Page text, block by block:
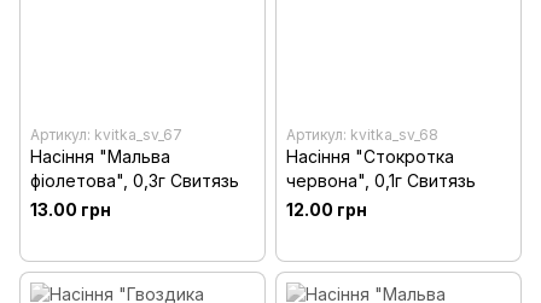
Артикул: kvitka_sv_67
Насіння "Мальва
фіолетова", 0,3г Свитязь
13.00 грн
Артикул: kvitka_sv_68
Насіння "Стокротка
червона", 0,1г Свитязь
12.00 грн